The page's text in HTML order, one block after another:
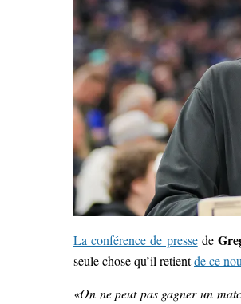
La conférence de pressede
seule chose qu’il retientde ce
«On ne peut pas gagner un